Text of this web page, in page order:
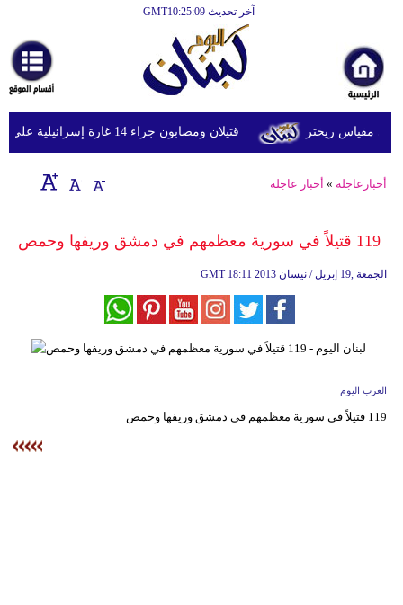
آخر تحديث GMT10:25:09
أخبارعاجلة
رياضة
ثقافة
إقتصاد
وموسيقى
وتغذية
ديكور
قتيلان ومصابون جراء 14 غارة إسرائيلية على شرق وجنوب لبنان
أخبارعاجلة » أخبار عاجلة
119 قتيلاً في سورية معظمهم في دمشق وريفها وحمص
GMT 18:11 2013 الجمعة ,19 إبريل / نيسان
العرب اليوم
119 قتيلاً في سورية معظمهم في دمشق وريفها وحمص